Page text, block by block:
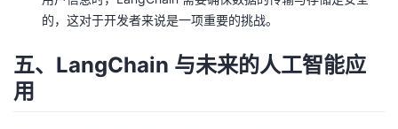
的，这对于开发者来说是一项重要的挑战。
五、LangChain 与未来的人工智能应
用